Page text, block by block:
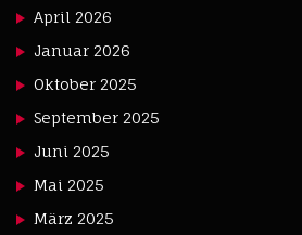
April 2026
Januar 2026
Oktober 2025
September 2025
Juni 2025
Mai 2025
März 2025